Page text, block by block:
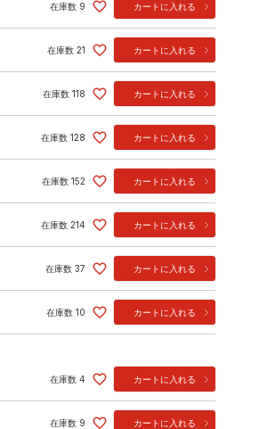
在庫数 9 カートに入れる
在庫数 21 カートに入れる
在庫数 118 カートに入れる
在庫数 128 カートに入れる
在庫数 152 カートに入れる
在庫数 214 カートに入れる
在庫数 37 カートに入れる
在庫数 10 カートに入れる
在庫数 4 カートに入れる
在庫数 9 カートに入れる